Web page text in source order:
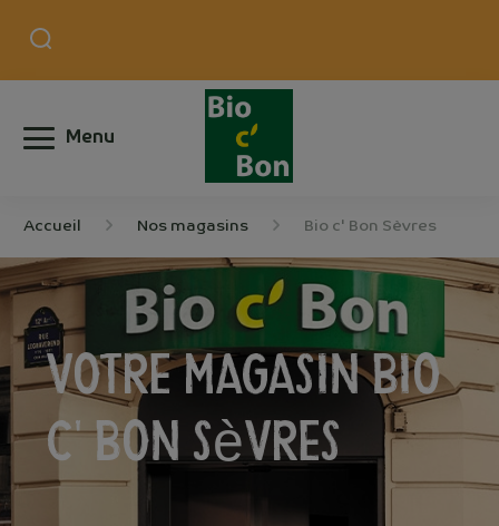
Menu
Accueil Nos magasins Bio c' Bon Sèvres
Votre magasin Bio
c' Bon Sèvres